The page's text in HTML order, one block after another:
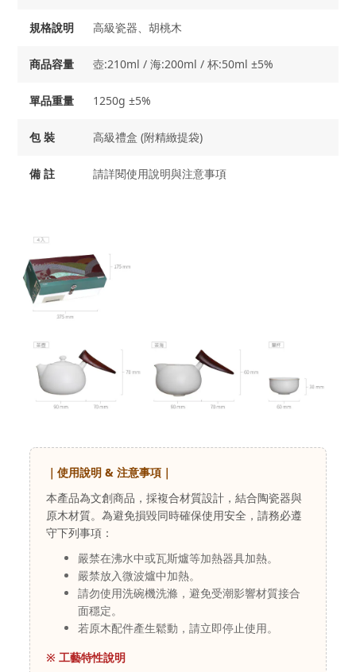
規格說明 高級瓷器、胡桃木
商品容量 壺:210ml / 海:200ml / 杯:50ml ±5%
單品重量 1250g ±5%
包 裝 高級禮盒 (附精緻提袋)
備 註 請詳閱使用說明與注意事項
｜使用說明 & 注意事項｜
本產品為文創商品，採複合材質設計，結合陶瓷器與
原木材質。為避免損毀同時確保使用安全，請務必遵
守下列事項：
嚴禁在沸水中或瓦斯爐等加熱器具加熱。
嚴禁放入微波爐中加熱。
請勿使用洗碗機洗滌，避免受潮影響材質接合
面穩定。
若原木配件產生鬆動，請立即停止使用。
※ 工藝特性說明